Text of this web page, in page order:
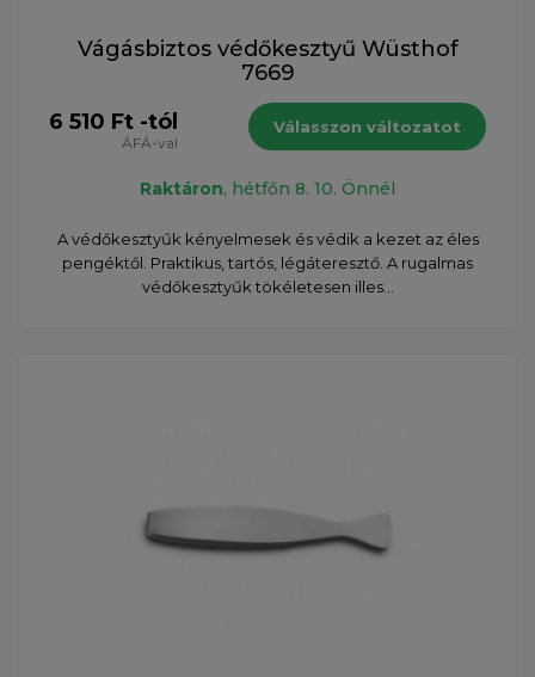
Vágásbiztos védőkesztyű Wüsthof
7669
6 510 Ft -tól
ÁFÁ-val
Válasszon változatot
Raktáron, hétfőn 8. 10. Önnél
A védőkesztyűk kényelmesek és védik a kezet az éles
pengéktől. Praktikus, tartós, légáteresztő. A rugalmas
védőkesztyűk tökéletesen illes...